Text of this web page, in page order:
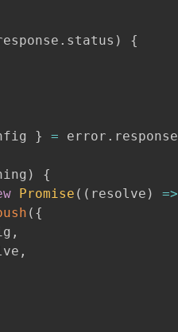
. status )
{
} = error . response
)
{
Promise ( ( resolve ) =>
( {
,
,